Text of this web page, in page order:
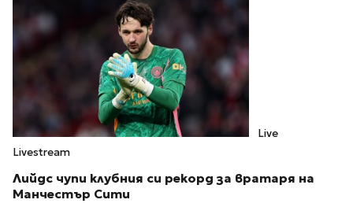
Live
Livestream
Лийдс чупи клубния си рекорд за вратаря на
Манчестър Сити